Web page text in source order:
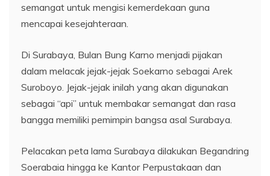
semangat untuk mengisi kemerdekaan guna
mencapai kesejahteraan.
Di Surabaya, Bulan Bung Karno menjadi pijakan
dalam melacak jejak-jejak Soekarno sebagai Arek
Suroboyo. Jejak-jejak inilah yang akan digunakan
sebagai “api” untuk membakar semangat dan rasa
bangga memiliki pemimpin bangsa asal Surabaya.
Pelacakan peta lama Surabaya dilakukan Begandring
Soerabaia hingga ke Kantor Perpustakaan dan